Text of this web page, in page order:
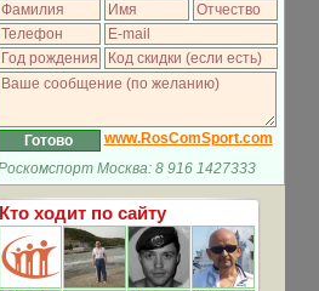
www.RosComSport.com
Москва: 8 916 1427333
Кто ходит по сайту